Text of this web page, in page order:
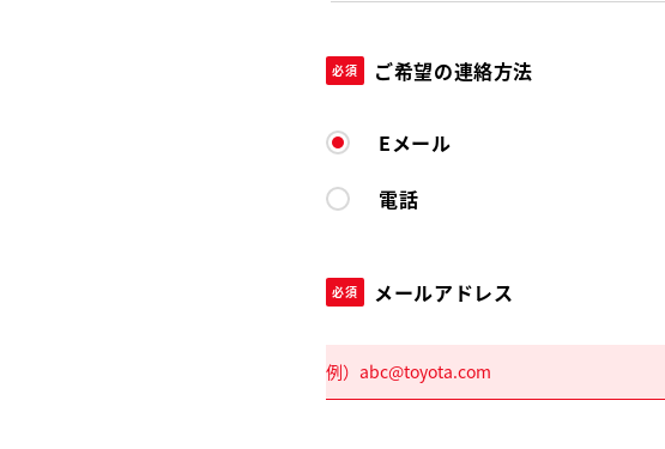
必須 ご希望の連絡方法
Eメール
電話
必須 メールアドレス